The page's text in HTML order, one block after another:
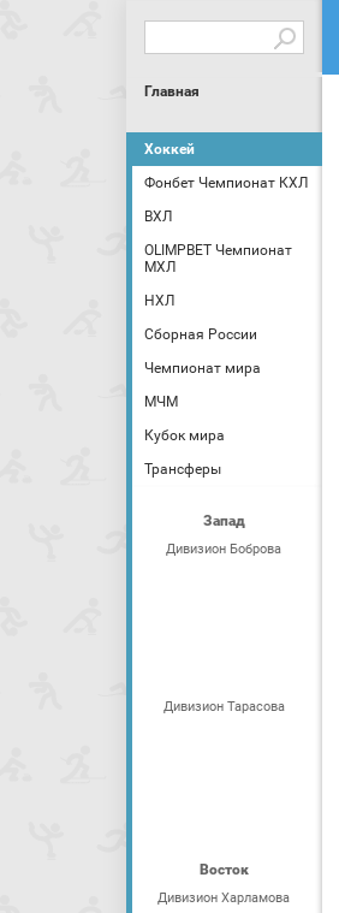
Главная
Хоккей
Фонбет Чемпионат КХЛ
ВХЛ
OLIMPBET Чемпионат
МХЛ
НХЛ
Сборная России
Чемпионат мира
МЧМ
Кубок мира
Трансферы
Запад
Дивизион Боброва
Дивизион Тарасова
Восток
Дивизион Харламова